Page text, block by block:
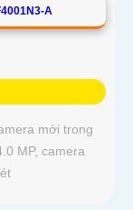
A
mới trong
MP, camera